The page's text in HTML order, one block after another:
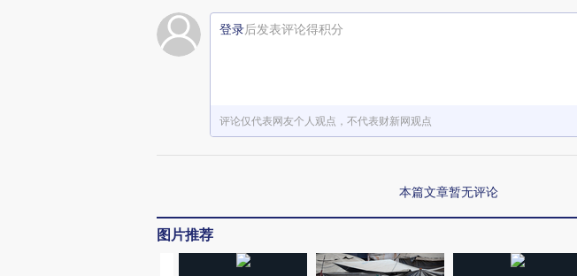
登录后发表评论得积分
评论仅代表网友个人观点，不代表财新网观点
本篇文章暂无评论
图片推荐